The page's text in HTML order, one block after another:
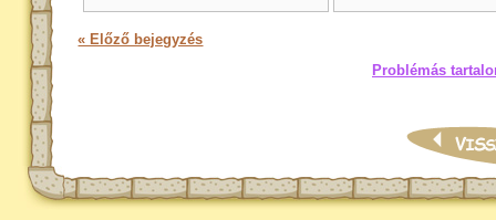
« Előző bejegyzés
Problémás